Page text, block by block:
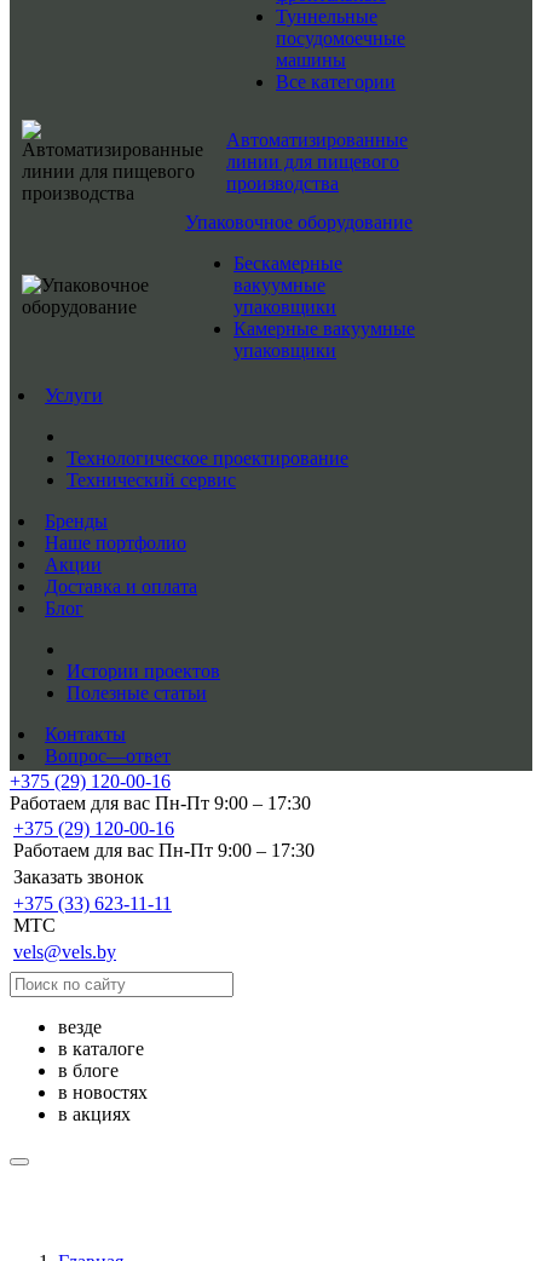
Туннельные
посудомоечные
машины
Все категории
Автоматизированные
линии для пищевого
производства
Упаковочное оборудование
Бескамерные
вакуумные
упаковщики
Камерные вакуумные
упаковщики
Услуги
Технологическое проектирование
Технический сервис
Бренды
Наше портфолио
Акции
Доставка и оплата
Блог
Истории проектов
Полезные статьи
Контакты
Вопрос—ответ
+375 (29) 120-00-16
Работаем для вас Пн-Пт 9:00 – 17:30
+375 (29) 120-00-16
Работаем для вас Пн-Пт 9:00 – 17:30
Заказать звонок
+375 (33) 623-11-11
MTC
vels@vels.by
везде
в каталоге
в блоге
в новостях
в акциях